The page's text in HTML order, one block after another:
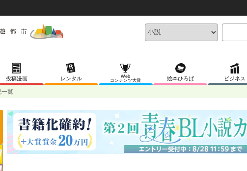
投稿漫画 レンタル
Web
コンテンツ大賞
絵本ひろば ビジネス
一覧